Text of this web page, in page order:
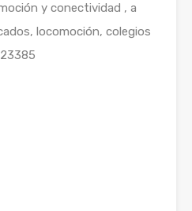
y conectividad , a
locomoción, colegios